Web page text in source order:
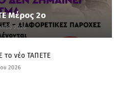
Μέρος 2ο
2026
το νέο ΤΑΠΕΤΕ
2026